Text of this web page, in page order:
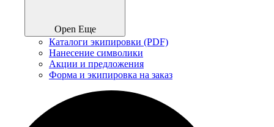
Open Еще
Каталоги экипировки (PDF)
Нанесение символики
Акции и предложения
Форма и экипировка на заказ